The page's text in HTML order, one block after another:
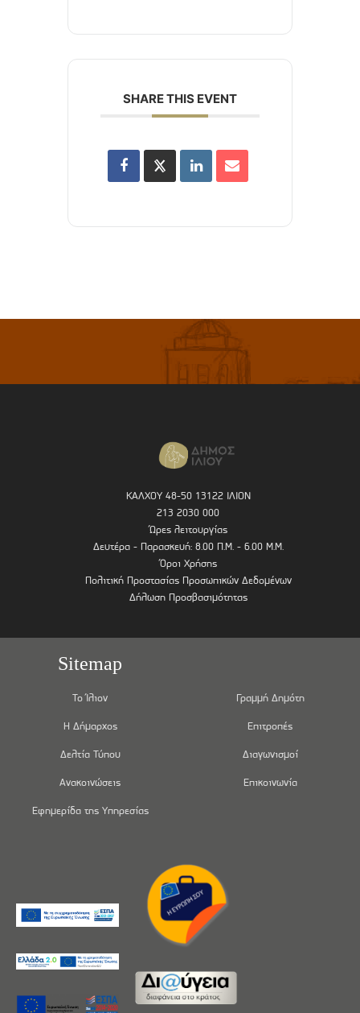
SHARE THIS EVENT
ΚΑΛΧΟΥ 48-50 13122 ΙΛΙΟΝ
213 2030 000
Ώρες λειτουργίας
Δευτέρα - Παρασκευή: 8.00 Π.Μ. - 6.00 Μ.Μ.
Όροι Χρήσης
Πολιτική Προστασίας Προσωπικών Δεδομένων
Δήλωση Προσβασιμότητας
Sitemap
Το Ίλιον
Η Δήμαρχος
Δελτία Τύπου
Ανακοινώσεις
Εφημερίδα της Υπηρεσίας
Γραμμή Δημότη
Επιτροπές
Διαγωνισμοί
Επικοινωνία